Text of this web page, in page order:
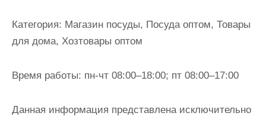
Категория: Магазин посуды, Посуда оптом, Товары
для дома, Хозтовары оптом
Время работы: пн-чт 08:00–18:00; пт 08:00–17:00
Данная информация представлена исключительно